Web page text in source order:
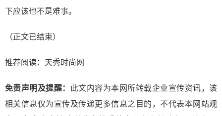
下应该也不是难事。
（正文已结束）
推荐阅读： 天秀时尚网
免责声明及提醒：
此文内容为本网所转载企业宣传资讯，该
相关信息仅为宣传及传递更多信息之目的，不代表本网站观